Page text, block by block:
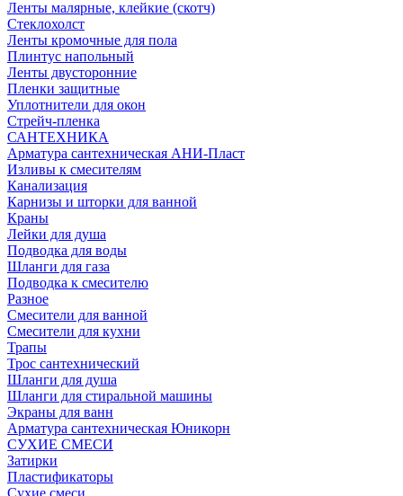
Ленты малярные, клейкие (скотч)
Стеклохолст
Ленты кромочные для пола
Плинтус напольный
Ленты двусторонние
Пленки защитные
Уплотнители для окон
Стрейч-пленка
САНТЕХНИКА
Арматура сантехническая АНИ-Пласт
Изливы к смесителям
Канализация
Карнизы и шторки для ванной
Краны
Лейки для душа
Подводка для воды
Шланги для газа
Подводка к смесителю
Разное
Смесители для ванной
Смесители для кухни
Трапы
Трос сантехнический
Шланги для душа
Шланги для стиральной машины
Экраны для ванн
Арматура сантехническая Юникорн
СУХИЕ СМЕСИ
Затирки
Пластификаторы
Сухие смеси